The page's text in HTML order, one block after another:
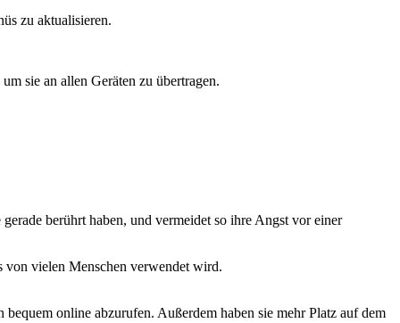
zu aktualisieren.
sie an allen Geräten zu übertragen.
berührt haben, und vermeidet so ihre Angst vor einer
von vielen Menschen verwendet wird.
online abzurufen. Außerdem haben sie mehr Platz auf dem